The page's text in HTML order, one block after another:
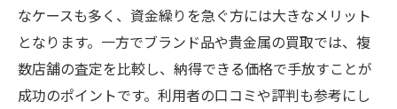
なケースも多く、資金繰りを急ぐ方には大きなメリット
となります。一方でブランド品や貴金属の買取では、複
数店舗の査定を比較し、納得できる価格で手放すことが
成功のポイントです。利用者の口コミや評判も参考にし